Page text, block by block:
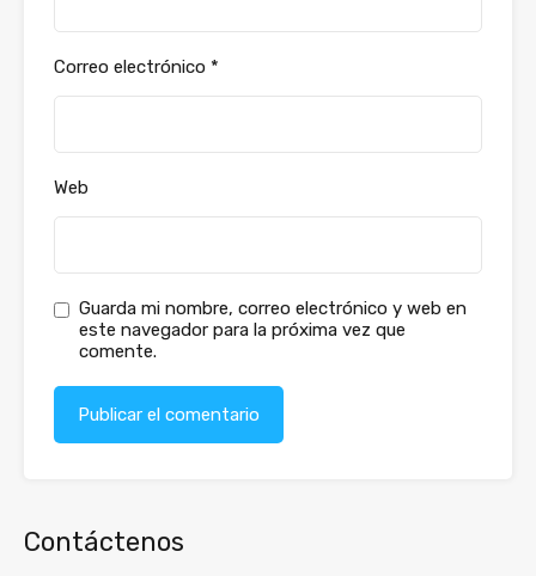
Correo electrónico *
Web
Guarda mi nombre, correo electrónico y web en
este navegador para la próxima vez que
comente.
Contáctenos